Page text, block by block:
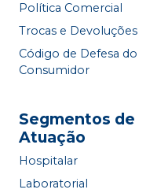
Política Comercial
Trocas e Devoluções
Código de Defesa do
Consumidor
Segmentos de
Atuação
Hospitalar
Laboratorial